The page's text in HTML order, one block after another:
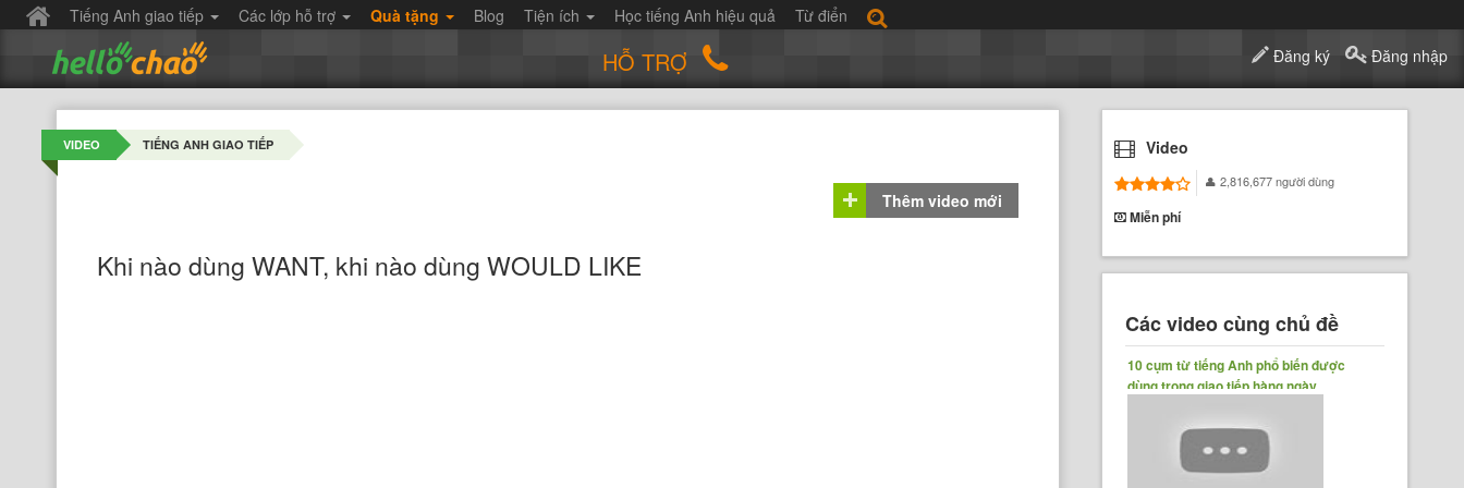
Tiếng Anh giao tiếp Các lớp hỗ trợ Quà tặng Blog Tiện ích Học tiếng Anh hiệu quả Từ điển
HỖ TRỢ Đăng ký Đăng nhập
VIDEO TIẾNG ANH GIAO TIẾP
Thêm video mới
Khi nào dùng WANT, khi nào dùng WOULD LIKE
Video
2,816,677 người dùng
Miễn phí
Các video cùng chủ đề
10 cụm từ tiếng Anh phổ biến được
dùng trong giao tiếp hàng ngày